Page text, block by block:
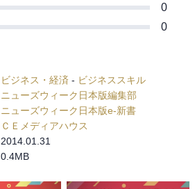
0
0
ビジネス・経済 - ビジネススキル
ニューズウィーク日本版編集部
ニューズウィーク日本版e-新書
ＣＥメディアハウス
2014.01.31
0.4MB